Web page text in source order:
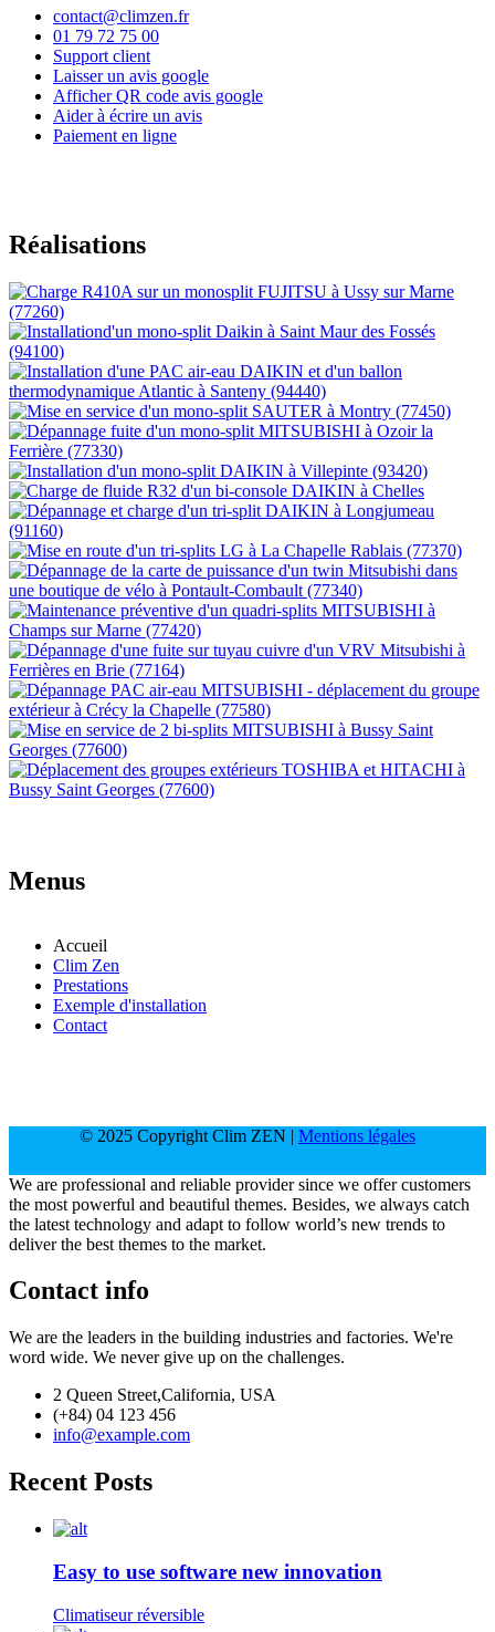
contact@climzen.fr
01 79 72 75 00
Support client
Laisser un avis google
Afficher QR code avis google
Aider à écrire un avis
Paiement en ligne
Réalisations
Menus
Accueil
Clim Zen
Prestations
Exemple d'installation
Contact
© 2025 Copyright Clim ZEN | Mentions légales
We are professional and reliable provider since we offer customers
the most powerful and beautiful themes. Besides, we always catch
the latest technology and adapt to follow world’s new trends to
deliver the best themes to the market.
Contact info
We are the leaders in the building industries and factories. We're
word wide. We never give up on the challenges.
2 Queen Street,California, USA
(+84) 04 123 456
info@example.com
Recent Posts
Easy to use software new innovation
Climatiseur réversible